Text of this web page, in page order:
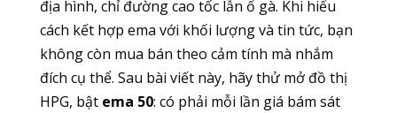
địa hình, chỉ đường cao tốc lẫn ổ gà. Khi hiểu
cách kết hợp ema với khối lượng và tin tức, bạn
không còn mua bán theo cảm tính mà nhắm
đích cụ thể. Sau bài viết này, hãy thử mở đồ thị
HPG, bật ema 50: có phải mỗi lần giá bám sát